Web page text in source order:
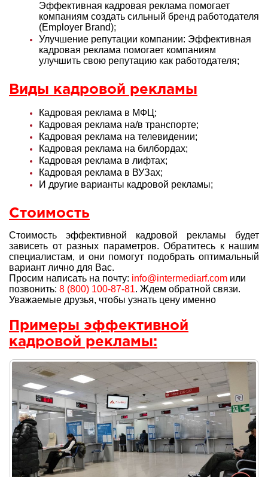
Эффективная кадровая реклама помогает
компаниям создать сильный бренд работодателя
(Employer Brand);
Улучшение репутации компании: Эффективная
кадровая реклама помогает компаниям
улучшить свою репутацию как работодателя;
Виды кадровой рекламы
Кадровая реклама в МФЦ;
Кадровая реклама на/в транспорте;
Кадровая реклама на телевидении;
Кадровая реклама на билбордах;
Кадровая реклама в лифтах;
Кадровая реклама в ВУЗах;
И другие варианты кадровой рекламы;
Стоимость
Стоимость эффективной кадровой рекламы будет
зависеть от разных параметров. Обратитесь к нашим
специалистам, и они помогут подобрать оптимальный
вариант лично для Вас.
Просим написать на почту: info@intermediarf.com или
позвонить: 8 (800) 100-87-81. Ждем обратной связи.
Уважаемые друзья, чтобы узнать цену именно
Примеры эффективной
кадровой рекламы: